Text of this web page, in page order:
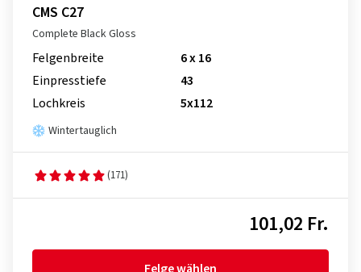
CMS C27
Complete Black Gloss
Felgenbreite
6 x 16
Einpresstiefe
43
Lochkreis
5x112
Wintertauglich
(171)
101,02 Fr.